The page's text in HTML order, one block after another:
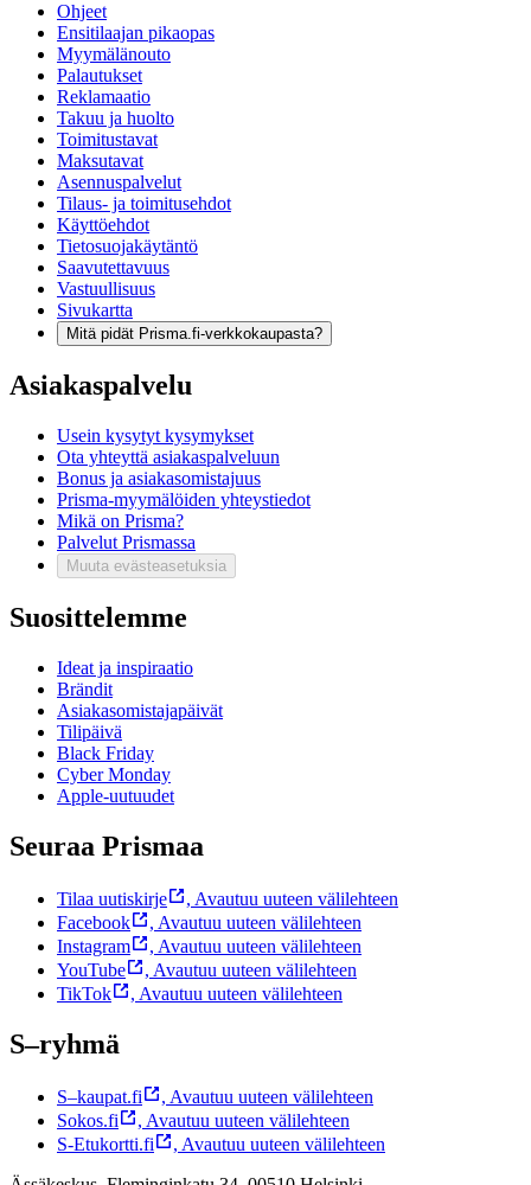
Ohjeet
Ensitilaajan pikaopas
Myymälänouto
Palautukset
Reklamaatio
Takuu ja huolto
Toimitustavat
Maksutavat
Asennuspalvelut
Tilaus- ja toimitusehdot
Käyttöehdot
Tietosuojakäytäntö
Saavutettavuus
Vastuullisuus
Sivukartta
Mitä pidät Prisma.fi-verkkokaupasta?
Asiakaspalvelu
Usein kysytyt kysymykset
Ota yhteyttä asiakaspalveluun
Bonus ja asiakasomistajuus
Prisma-myymälöiden yhteystiedot
Mikä on Prisma?
Palvelut Prismassa
Muuta evästeasetuksia
Suosittelemme
Ideat ja inspiraatio
Brändit
Asiakasomistajapäivät
Tilipäivä
Black Friday
Cyber Monday
Apple-uutuudet
Seuraa Prismaa
Tilaa uutiskirje , Avautuu uuteen välilehteen
Facebook
, Avautuu uuteen välilehteen
Instagram
, Avautuu uuteen välilehteen
YouTube
, Avautuu uuteen välilehteen
TikTok
, Avautuu uuteen välilehteen
S–ryhmä
S–kaupat.fi , Avautuu uuteen välilehteen
Sokos.fi
, Avautuu uuteen välilehteen
S-Etukortti.fi
, Avautuu uuteen välilehteen